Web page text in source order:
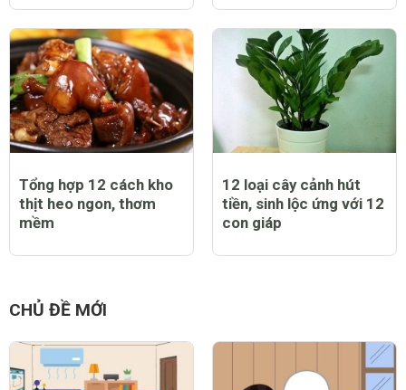
Tổng hợp 12 cách kho
thịt heo ngon, thơm
mềm
12 loại cây cảnh hút
tiền, sinh lộc ứng với 12
con giáp
CHỦ ĐỀ MỚI